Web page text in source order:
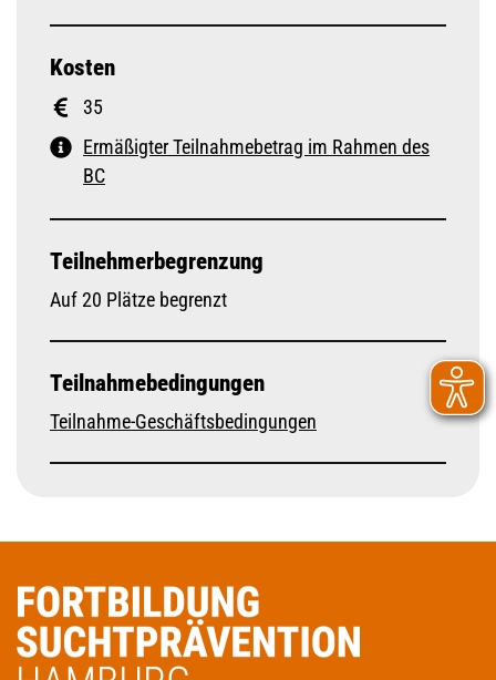
Kosten
35
Ermäßigter Teilnahmebetrag im Rahmen des
BC
Teilnehmerbegrenzung
Auf 20 Plätze begrenzt
Teilnahmebedingungen
Teilnahme-Geschäftsbedingungen